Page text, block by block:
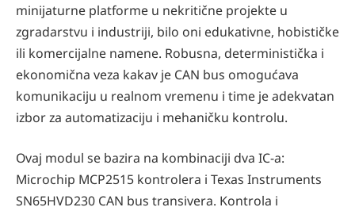
minijaturne platforme u nekritične projekte u
zgradarstvu i industriji, bilo oni edukativne, hobističke
ili komercijalne namene. Robusna, deterministička i
ekonomična veza kakav je CAN bus omogućava
komunikaciju u realnom vremenu i time je adekvatan
izbor za automatizaciju i mehaničku kontrolu.
Ovaj modul se bazira na kombinaciji dva IC-a:
Microchip MCP2515 kontrolera i Texas Instruments
SN65HVD230 CAN bus transivera. Kontrola i